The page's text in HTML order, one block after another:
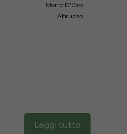
Morro D'Oro
Abruzzo
Leggi tutto